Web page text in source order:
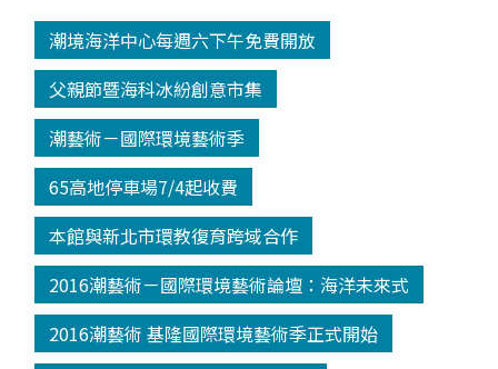
潮境海洋中心每週六下午免費開放
父親節暨海科冰紛創意市集
潮藝術－國際環境藝術季
65高地停車場7/4起收費
本館與新北市環教復育跨域合作
2016潮藝術－國際環境藝術論壇：海洋未來式
2016潮藝術 基隆國際環境藝術季正式開始